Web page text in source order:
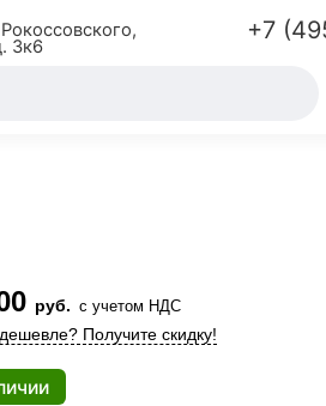
3к6
+7
руб. с учетом НДС
Получите скидку!